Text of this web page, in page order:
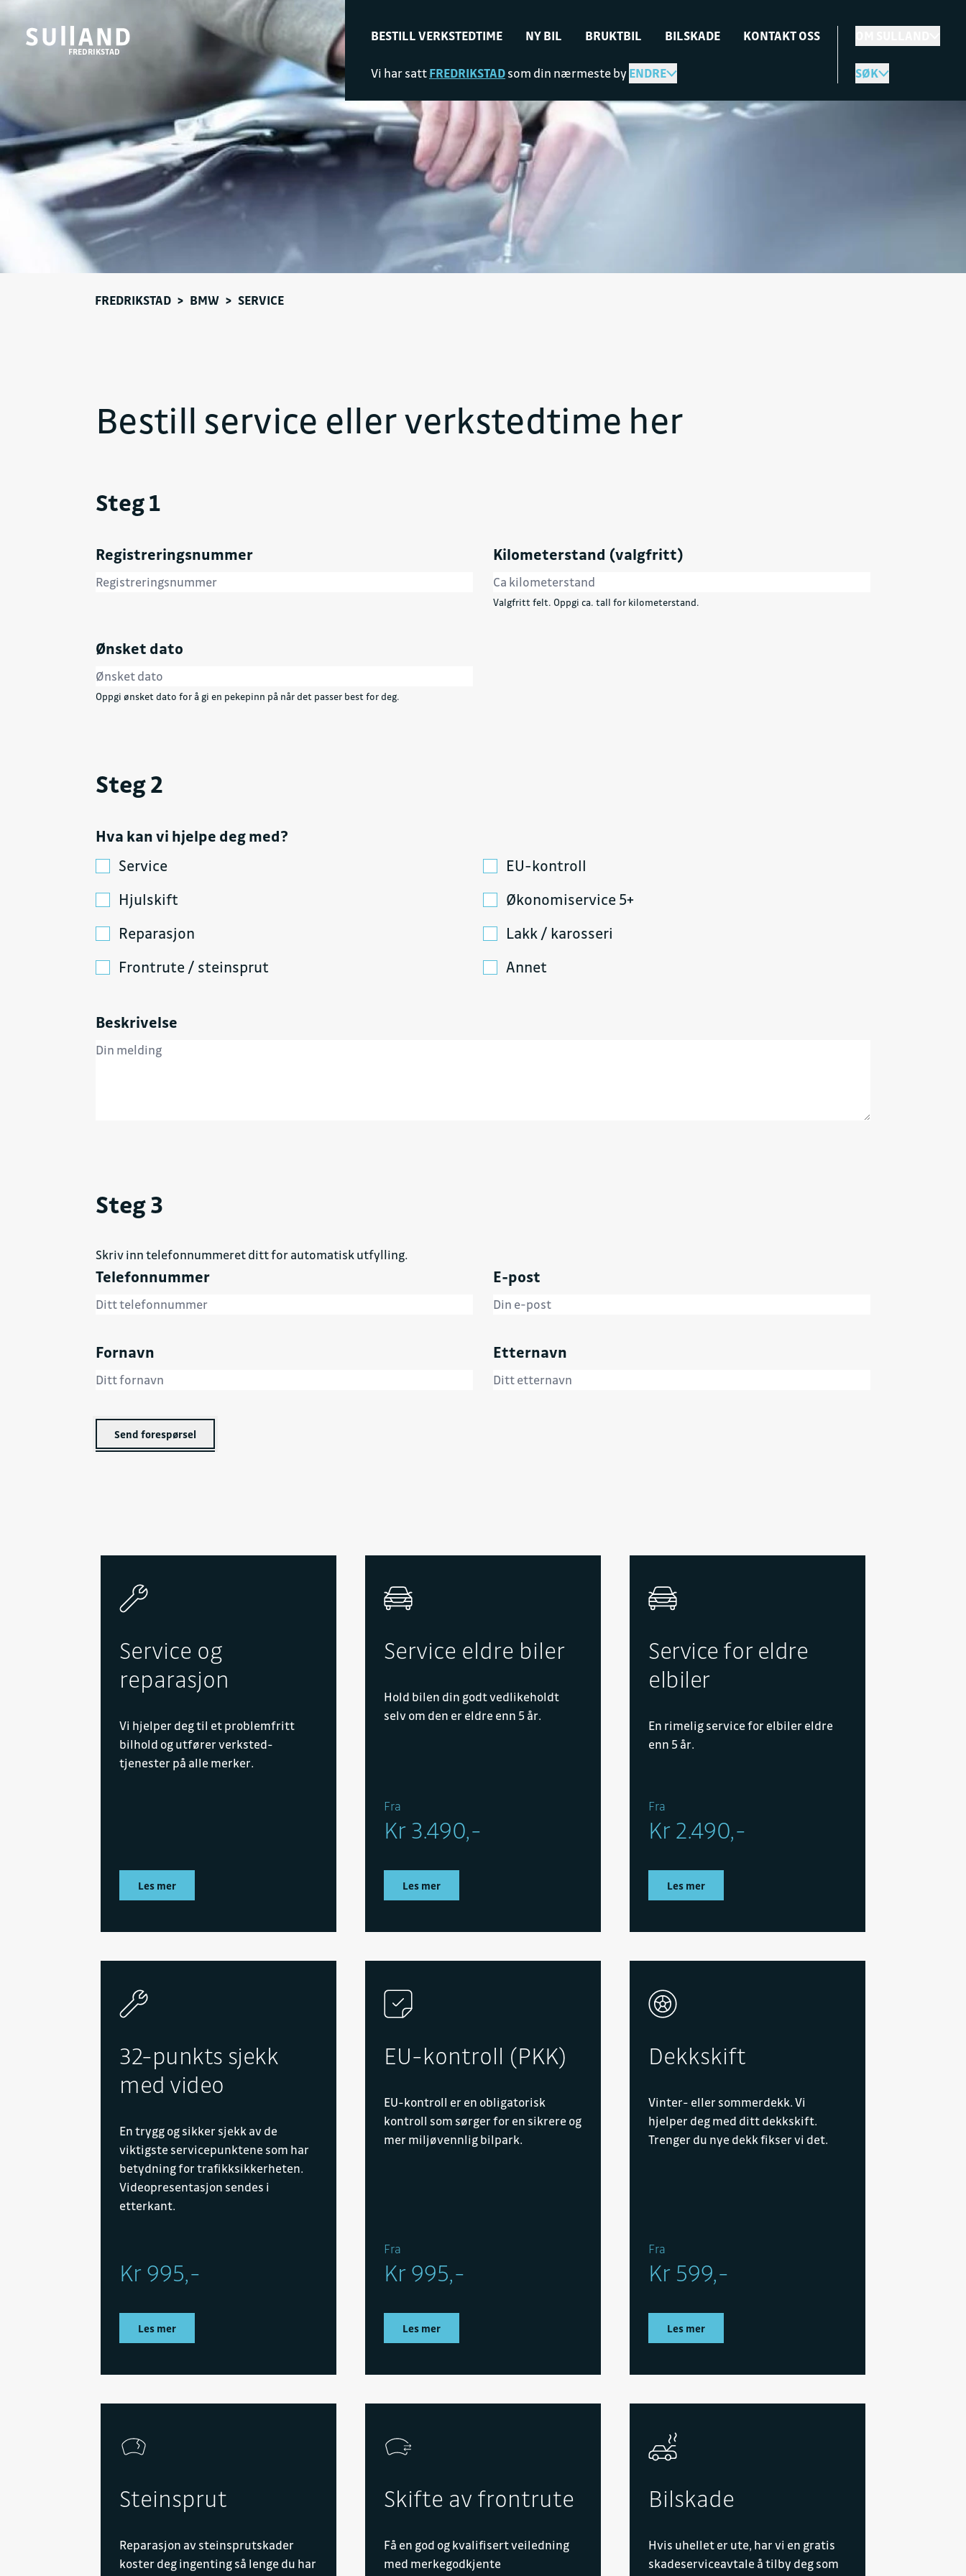
FREDRIKSTAD
BESTILL VERKSTEDTIME NY BIL BRUKTBIL BILSKADE KONTAKT OSS
Vi har sattFREDRIKSTADsom din nærmeste byENDRE SØK
FREDRIKSTAD > BMW > SERVICE
Bestill service eller verkstedtime her
Steg 1
Registreringsnummer Kilometerstand (valgfritt)
Valgfritt felt. Oppgi ca. tall for kilometerstand.
Ønsket dato
Oppgi ønsket dato for å gi en pekepinn på når det passer best for deg.
Steg 2
Hva kan vi hjelpe deg med?
Service
EU-kontroll
Hjulskift
Økonomiservice 5+
Reparasjon
Lakk / karosseri
Frontrute / steinsprut
Annet
Beskrivelse
Steg 3
Skriv inn telefonnummeret ditt for automatisk utfylling.
Telefonnummer E-post
Fornavn Etternavn
Send forespørsel
Service og
reparasjon
Vi hjelper deg til et problemfritt
bilhold og utfører verksted-
tjenester på alle merker.
Les mer
Service eldre biler
Hold bilen din godt vedlikeholdt
selv om den er eldre enn 5 år.
Fra
Kr 3.490,-
Les mer
Service for eldre
elbiler
En rimelig service for elbiler eldre
enn 5 år.
Fra
Kr 2.490,-
Les mer
32-punkts sjekk
med video
En trygg og sikker sjekk av de
viktigste servicepunktene som har
betydning for trafikksikkerheten.
Videopresentasjon sendes i
etterkant.
Kr 995,-
Les mer
EU-kontroll (PKK)
EU-kontroll er en obligatorisk
kontroll som sørger for en sikrere og
mer miljøvennlig bilpark.
Fra
Kr 995,-
Les mer
Dekkskift
Vinter- eller sommerdekk. Vi
hjelper deg med ditt dekkskift.
Trenger du nye dekk fikser vi det.
Fra
Kr 599,-
Les mer
Steinsprut
Reparasjon av steinsprutskader
koster deg ingenting så lenge du har
Skifte av frontrute
Få en god og kvalifisert veiledning
med merkegodkjente
Bilskade
Hvis uhellet er ute, har vi en gratis
skadeserviceavtale å tilby deg som